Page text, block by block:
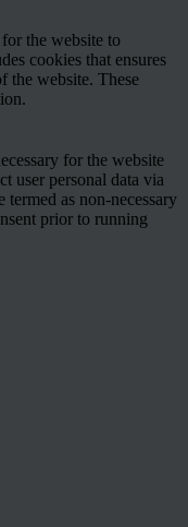
the website to
cookies that ensures
the website. These
for the website
user personal data via
termed as non-necessary
prior to running